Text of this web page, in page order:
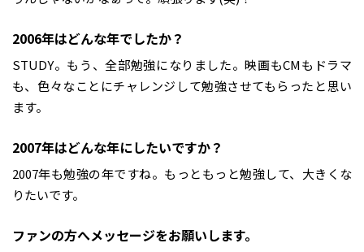
――2006年はどんな年でしたか？
STUDY。もう、全部勉強になりました。映画もCMもドラマ
も、色々なことにチャレンジして勉強させてもらったと思い
ます。
――2007年はどんな年にしたいですか？
2007年も勉強の年ですね。もっともっと勉強して、大きくな
りたいです。
――ファンの方へメッセージをお願いします。